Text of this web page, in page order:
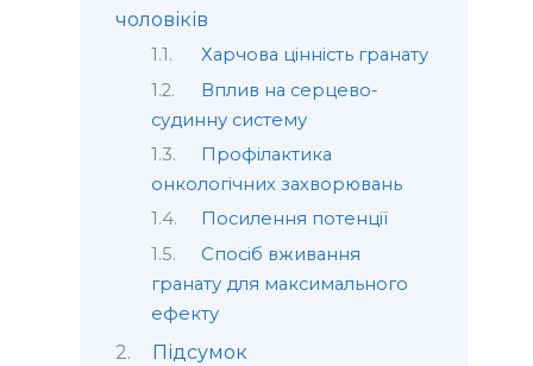
чоловіків
Харчова цінність гранату
Вплив на серцево-
судинну систему
Профілактика
онкологічних захворювань
Посилення потенції
Спосіб вживання
гранату для максимального
ефекту
Підсумок